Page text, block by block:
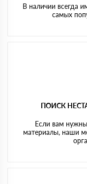
В наличии всегда
самых
ПОИСК
Если вам
материалы, наши